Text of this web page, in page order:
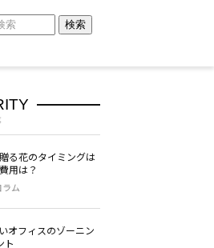
検索
る花のタイミングは
用は？
ラム
オフィスのゾーニン
ト